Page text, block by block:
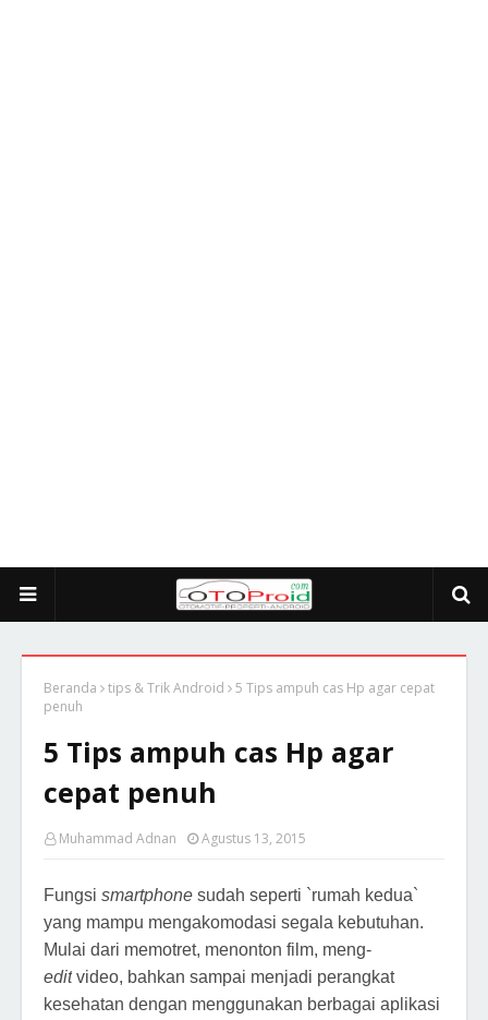
Beranda tips & Trik Android
5 Tips ampuh cas Hp agar cepat
penuh
5 Tips ampuh cas Hp agar
cepat penuh
Muhammad Adnan Agustus 13, 2015
Fungsi smartphone sudah seperti `rumah kedua`
yang mampu mengakomodasi segala kebutuhan.
Mulai dari memotret, menonton film, meng-
edit video, bahkan sampai menjadi perangkat
kesehatan dengan menggunakan berbagai aplikasi